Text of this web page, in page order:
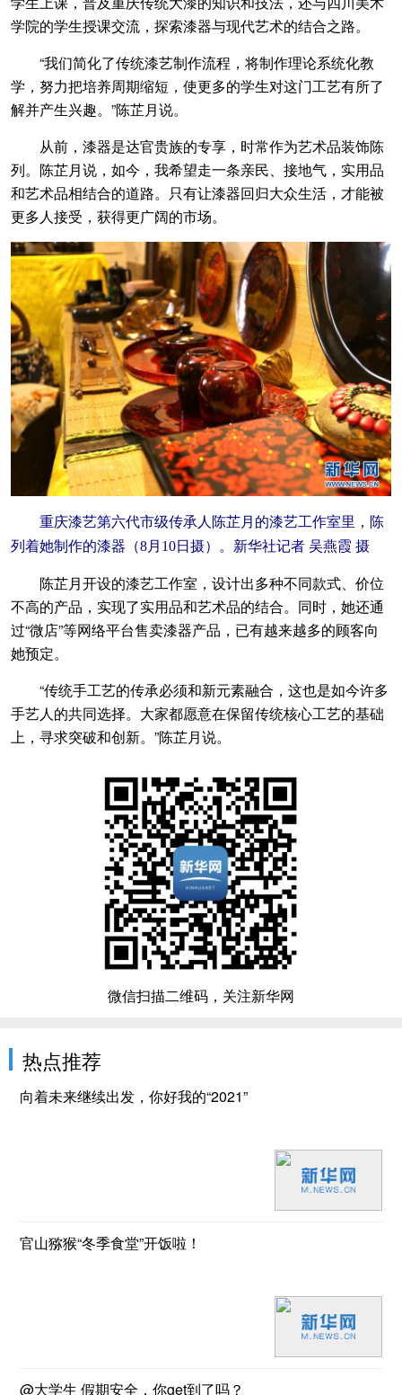
学院的学生授课交流，探索漆器与现代艺术的结合之路。
“我们简化了传统漆艺制作流程，将制作理论系统化教
学，努力把培养周期缩短，使更多的学生对这门工艺有所了
解并产生兴趣。”陈芷月说。
从前，漆器是达官贵族的专享，时常作为艺术品装饰陈
列。陈芷月说，如今，我希望走一条亲民、接地气，实用品
和艺术品相结合的道路。只有让漆器回归大众生活，才能被
更多人接受，获得更广阔的市场。
重庆漆艺第六代市级传承人陈芷月的漆艺工作室里，陈
列着她制作的漆器（8月10日摄）。新华社记者 吴燕霞 摄
陈芷月开设的漆艺工作室，设计出多种不同款式、价位
不高的产品，实现了实用品和艺术品的结合。同时，她还通
过“微店”等网络平台售卖漆器产品，已有越来越多的顾客向
她预定。
“传统手工艺的传承必须和新元素融合，这也是如今许多
手艺人的共同选择。大家都愿意在保留传统核心工艺的基础
上，寻求突破和创新。”陈芷月说。
微信扫描二维码，关注新华网
热点推荐
向着未来继续出发，你好我的“2021”
官山猕猴“冬季食堂”开饭啦！
@大学生 假期安全，你get到了吗？